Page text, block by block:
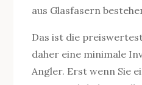
aus Glasfasern
Das ist die
daher eine minimale
Angler. Erst wenn Sie